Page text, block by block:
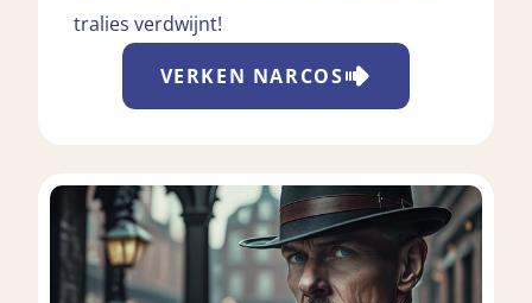
tralies verdwijnt!
VERKEN NARCOS